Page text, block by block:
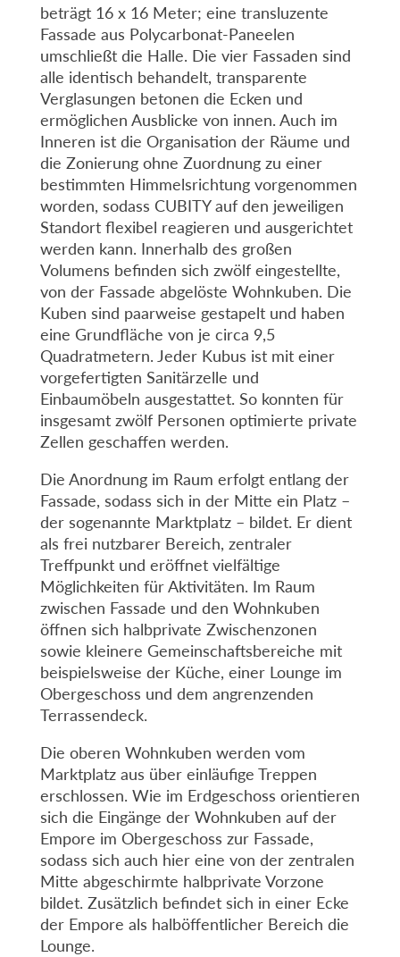
beträgt 16 x 16 Meter; eine transluzente
Fassade aus Polycarbonat-Paneelen
umschließt die Halle. Die vier Fassaden sind
alle identisch behandelt, transparente
Verglasungen betonen die Ecken und
ermöglichen Ausblicke von innen. Auch im
Inneren ist die Organisation der Räume und
die Zonierung ohne Zuordnung zu einer
bestimmten Himmelsrichtung vorgenommen
worden, sodass CUBITY auf den jeweiligen
Standort flexibel reagieren und ausgerichtet
werden kann. Innerhalb des großen
Volumens befinden sich zwölf eingestellte,
von der Fassade abgelöste Wohnkuben. Die
Kuben sind paarweise gestapelt und haben
eine Grundfläche von je circa 9,5
Quadratmetern. Jeder Kubus ist mit einer
vorgefertigten Sanitärzelle und
Einbaumöbeln ausgestattet. So konnten für
insgesamt zwölf Personen optimierte private
Zellen geschaffen werden.
Die Anordnung im Raum erfolgt entlang der
Fassade, sodass sich in der Mitte ein Platz –
der sogenannte Marktplatz – bildet. Er dient
als frei nutzbarer Bereich, zentraler
Treffpunkt und eröffnet vielfältige
Möglichkeiten für Aktivitäten. Im Raum
zwischen Fassade und den Wohnkuben
öffnen sich halbprivate Zwischenzonen
sowie kleinere Gemeinschaftsbereiche mit
beispielsweise der Küche, einer Lounge im
Obergeschoss und dem angrenzenden
Terrassendeck.
Die oberen Wohnkuben werden vom
Marktplatz aus über einläufige Treppen
erschlossen. Wie im Erdgeschoss orientieren
sich die Eingänge der Wohnkuben auf der
Empore im Obergeschoss zur Fassade,
sodass sich auch hier eine von der zentralen
Mitte abgeschirmte halbprivate Vorzone
bildet. Zusätzlich befindet sich in einer Ecke
der Empore als halböffentlicher Bereich die
Lounge.